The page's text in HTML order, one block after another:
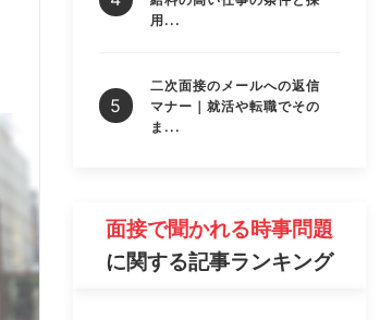
用...
二次面接のメールへの返信
マナー｜就活や転職でその
ま...
面接で聞かれる時事問題
に関する記事ランキング